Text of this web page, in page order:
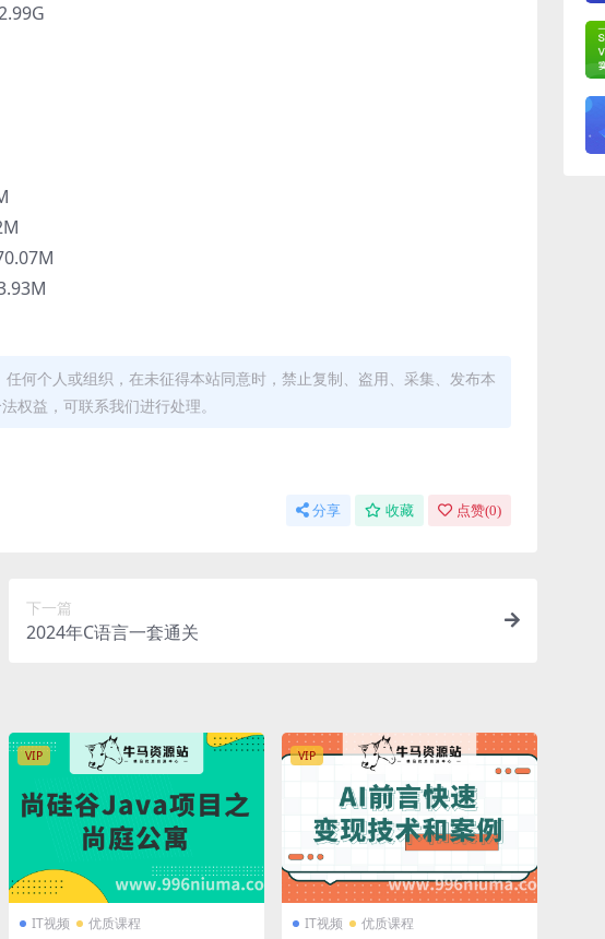
何个人或组织，在未征得本站同意时，禁止复制、盗用、采集、发布本
权益，可联系我们进行处理。
分享 收藏 点赞(0)
下一篇
2024年C语言一套通关
VIP
IT视频 优质课程
VIP
IT视频 优质课程